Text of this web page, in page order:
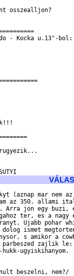
osszealljon?
- Kocka u.13"-bol:
(aznap mar nem
az 350. allami
Arra jon egy buzi,
ter, es a
Ujabb pohar
ismet
s amikor a
parbeszed zajlik le:
ugyiskihanyom.
beszelni, nem?/